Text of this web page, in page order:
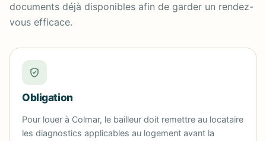
documents déjà disponibles afin de garder un rendez-
vous efficace.
Obligation
Pour louer à Colmar, le bailleur doit remettre au locataire
les diagnostics applicables au logement avant la